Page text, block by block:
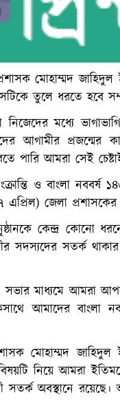
মোহাম্মদ
তুলে ধরতে হবে
মধ্যে
আগামীর প্রজন্মের
পারি আমরা সেই
ও বাংলা
জেলা
কেন্দ্র কোনো
সদস্যদের সতর্ক
মাধ্যমে আমরা
আমাদের বাংলা
মোহাম্মদ জাহিদুল
নিয়ে আমরা
অবস্থানে রয়েছে।